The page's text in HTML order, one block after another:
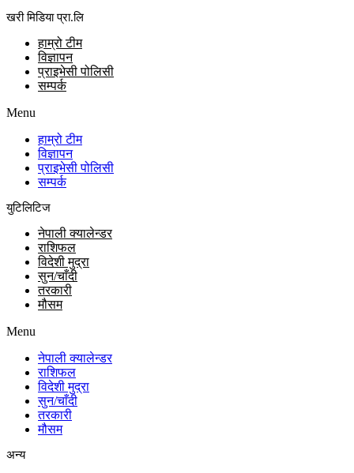
खरी मिडिया प्रा.लि
हाम्रो टीम
विज्ञापन
प्राइभेसी पोलिसी
सम्पर्क
Menu
हाम्रो टीम
विज्ञापन
प्राइभेसी पोलिसी
सम्पर्क
युटिलिटिज
नेपाली क्यालेन्डर
राशिफल
विदेशी मुद्रा
सुन/चाँदी
तरकारी
मौसम
Menu
नेपाली क्यालेन्डर
राशिफल
विदेशी मुद्रा
सुन/चाँदी
तरकारी
मौसम
अन्य